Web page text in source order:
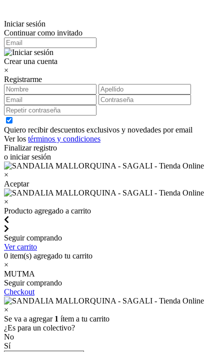
Iniciar sesión
Continuar como invitado
Crear una cuenta
×
Registrarme
Quiero recibir descuentos exclusivos y novedades por email
Ver los términos y condiciones
Finalizar registro
o iniciar sesión
×
Aceptar
×
Producto agregado a carrito
Seguir comprando
Ver carrito
0 item(s) agregado tu carrito
×
MUTMA
Seguir comprando
Checkout
×
Se va a agregar 1 ítem a tu carrito
¿Es para un colectivo?
No
Sí